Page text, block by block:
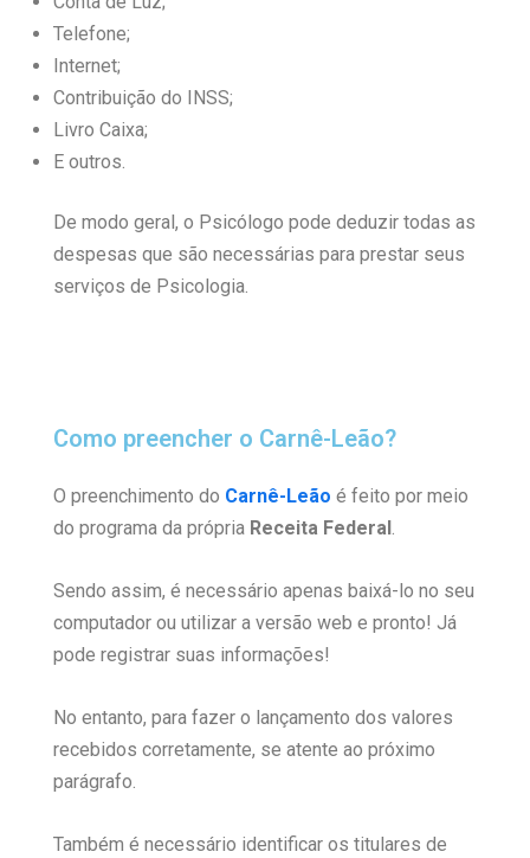
Telefone;
Internet;
Contribuição do INSS;
Livro Caixa;
E outros.
De modo geral, o Psicólogo pode deduzir todas as
despesas que são necessárias para prestar seus
serviços de Psicologia.
Como preencher o Carnê-Leão?
O preenchimento do Carnê-Leão é feito por meio
do programa da própria Receita Federal .
Sendo assim, é necessário apenas baixá-lo no seu
computador ou utilizar a versão web e pronto! Já
pode registrar suas informações!
No entanto, para fazer o lançamento dos valores
recebidos corretamente, se atente ao próximo
parágrafo.
Também é necessário identificar os titulares de